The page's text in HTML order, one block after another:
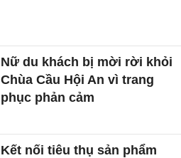
Nữ du khách bị mời rời khỏi
Chùa Cầu Hội An vì trang
phục phản cảm
Kết nối tiêu thụ sản phẩm